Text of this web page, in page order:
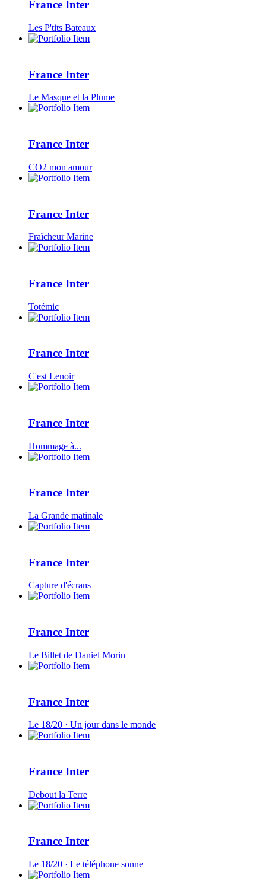
France Inter
Les P'tits Bateaux
France Inter
Le Masque et la Plume
France Inter
CO2 mon amour
France Inter
Fraîcheur Marine
France Inter
Totémic
France Inter
C'est Lenoir
France Inter
Hommage à...
France Inter
La Grande matinale
France Inter
Capture d'écrans
France Inter
Le Billet de Daniel Morin
France Inter
Le 18/20 · Un jour dans le monde
France Inter
Debout la Terre
France Inter
Le 18/20 · Le téléphone sonne